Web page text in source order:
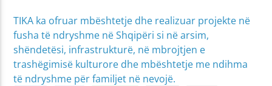
TIKA ka ofruar mbështetje dhe realizuar projekte në
fusha të ndryshme në Shqipëri si në arsim,
shëndetësi, infrastrukturë, në mbrojtjen e
trashëgimisë kulturore dhe mbështetje me ndihma
të ndryshme për familjet në nevojë.